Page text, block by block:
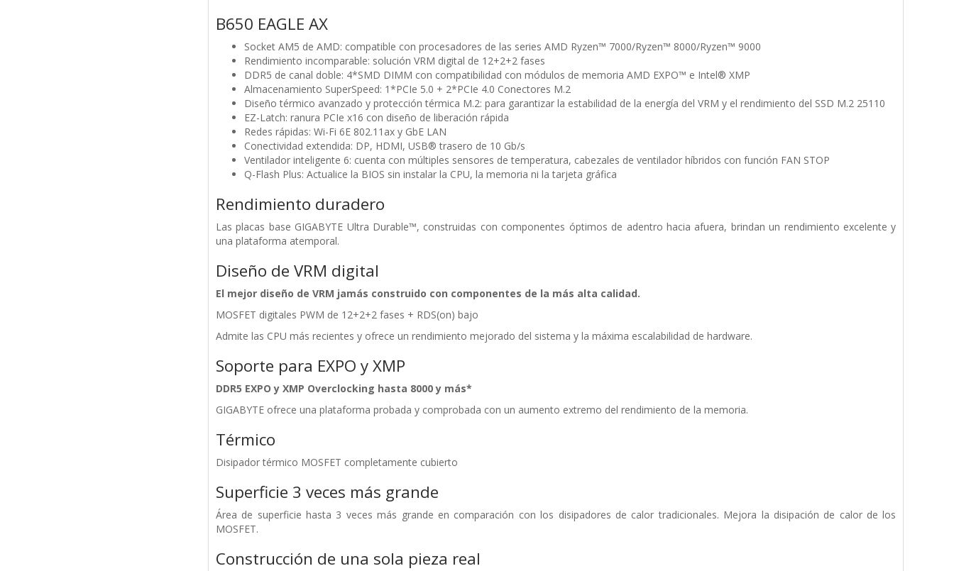
B650 EAGLE AX
Socket AM5 de AMD: compatible con procesadores de las series AMD Ryzen™ 7000/Ryzen™ 8000/Ryzen™ 9000
Rendimiento incomparable: solución VRM digital de 12+2+2 fases
DDR5 de canal doble: 4*SMD DIMM con compatibilidad con módulos de memoria AMD EXPO™ e Intel® XMP
Almacenamiento SuperSpeed: 1*PCIe 5.0 + 2*PCIe 4.0 Conectores M.2
Diseño térmico avanzado y protección térmica M.2: para garantizar la estabilidad de la energía del VRM y el rendimiento del SSD M.2 25110
EZ-Latch: ranura PCIe x16 con diseño de liberación rápida
Redes rápidas: Wi-Fi 6E 802.11ax y GbE LAN
Conectividad extendida: DP, HDMI, USB® trasero de 10 Gb/s
Ventilador inteligente 6: cuenta con múltiples sensores de temperatura, cabezales de ventilador híbridos con función FAN STOP
Q-Flash Plus: Actualice la BIOS sin instalar la CPU, la memoria ni la tarjeta gráfica
Rendimiento duradero
Las placas base GIGABYTE Ultra Durable™, construidas con componentes óptimos de adentro hacia afuera, brindan un rendimiento excelente y
una plataforma atemporal.
Diseño de VRM digital
El mejor diseño de VRM jamás construido con componentes de la más alta calidad.
MOSFET digitales PWM de 12+2+2 fases + RDS(on) bajo
Admite las CPU más recientes y ofrece un rendimiento mejorado del sistema y la máxima escalabilidad de hardware.
Soporte para EXPO y XMP
DDR5 EXPO y XMP Overclocking hasta 8000 y más*
GIGABYTE ofrece una plataforma probada y comprobada con un aumento extremo del rendimiento de la memoria.
Térmico
Disipador térmico MOSFET completamente cubierto
Superficie 3 veces más grande
Área de superficie hasta 3 veces más grande en comparación con los disipadores de calor tradicionales. Mejora la disipación de calor de los
MOSFET.
Construcción de una sola pieza real